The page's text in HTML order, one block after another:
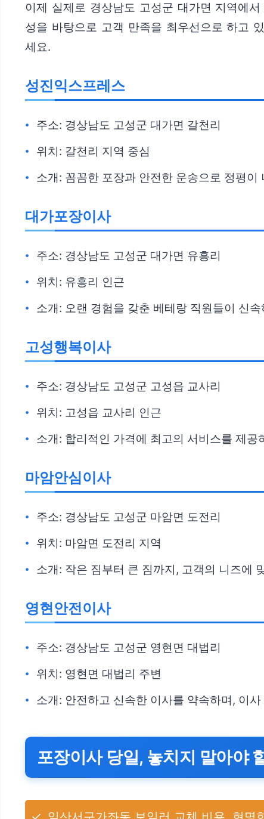
이제 실제로 경상남도 고성군 대가면 지역에
성을 바탕으로 고객 만족을 최우선으로 하고
세요.
성진익스프레스
주소: 경상남도 고성군 대가면 갈천리
위치: 갈천리 지역 중심
소개: 꼼꼼한 포장과 안전한 운송으로 정평
대가포장이사
주소: 경상남도 고성군 대가면 유흥리
위치: 유흥리 인근
소개: 오랜 경험을 갖춘 베테랑 직원들이 신
고성행복이사
주소: 경상남도 고성군 고성읍 교사리
위치: 고성읍 교사리 인근
소개: 합리적인 가격에 최고의 서비스를 제
마암안심이사
주소: 경상남도 고성군 마암면 도전리
위치: 마암면 도전리 지역
소개: 작은 짐부터 큰 짐까지, 고객의 니즈에
영현안전이사
주소: 경상남도 고성군 영현면 대법리
위치: 영현면 대법리 주변
소개: 안전하고 신속한 이사를 약속하며, 이
포장이사 당일, 놓치지 말아야